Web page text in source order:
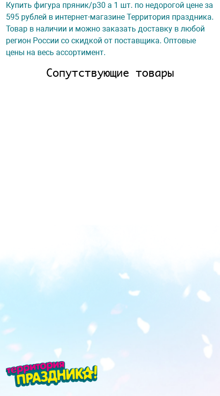
Купить фигура пряник/p30 а 1 шт. по недорогой цене за
595 рублей в интернет-магазине Территория праздника.
Товар в наличии и можно заказать доставку в любой
регион России со скидкой от поставщика. Оптовые
цены на весь ассортимент.
Сопутствующие товары